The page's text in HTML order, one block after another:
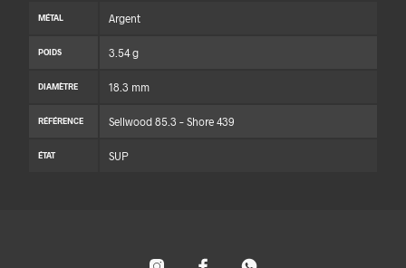
MÉTAL Argent
POIDS 3.54 g
DIAMÈTRE 18.3 mm
RÉFÉRENCE Sellwood 85.3 – Shore 439
ÉTAT SUP